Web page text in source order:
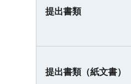
提出書類
提出書類（紙文書）